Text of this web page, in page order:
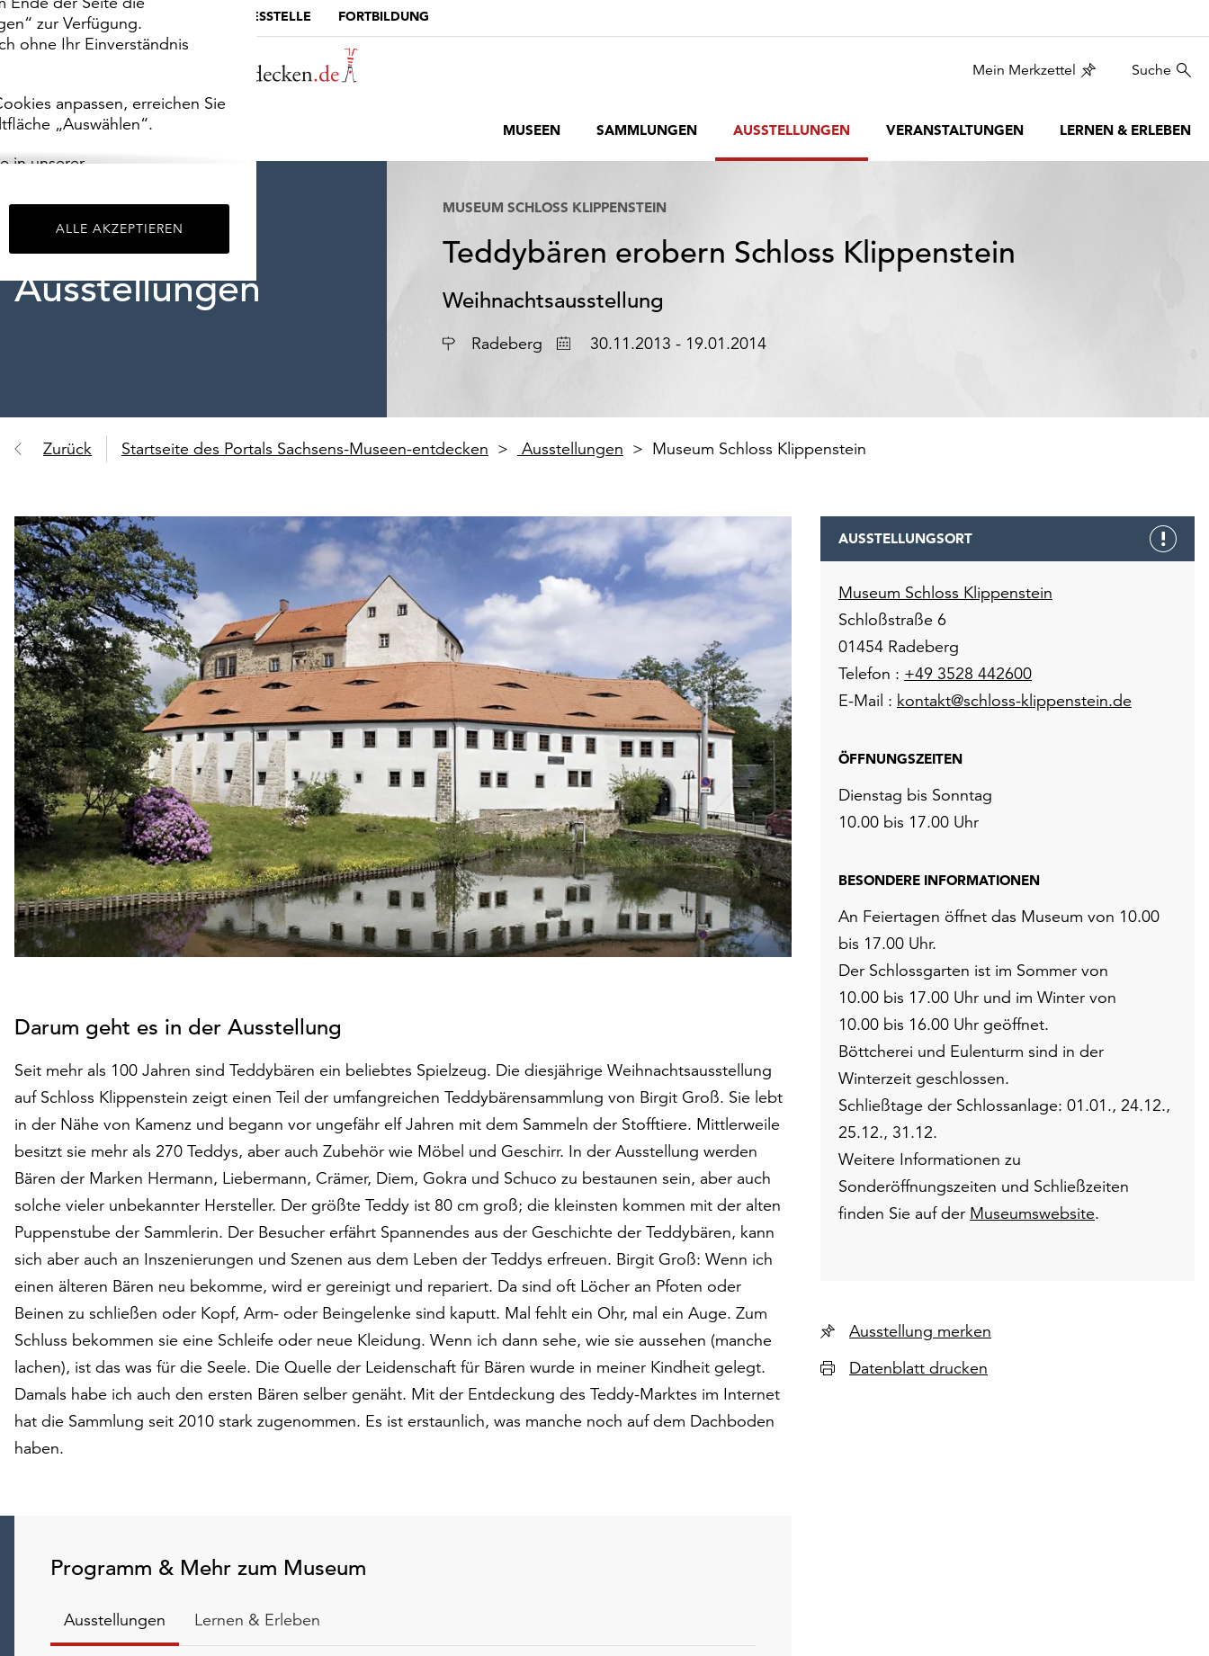
zur Verfügung.
ohne Ihr Einverständnis
anpassen, erreichen Sie
„Auswählen“.
in unserer
ALLE AKZEPTIEREN
MUSEUMSPORTAL DIE LANDESSTELLE FORTBILDUNG
Mein Merkzettel Suche
MUSEEN SAMMLUNGEN AUSSTELLUNGEN VERANSTALTUNGEN LERNEN & ERLEBEN
Ausstellungen
MUSEUM SCHLOSS KLIPPENSTEIN
Teddybären erobern Schloss Klippenstein
Weihnachtsausstellung
Ort Radeberg Datum30.11.2013 - 19.01.2014
Zurück Startseite des Portals Sachsens-Museen-entdecken Ausstellungen Museum Schloss Klippenstein
Darum geht es in der Ausstellung
Seit mehr als 100 Jahren sind Teddybären ein beliebtes Spielzeug. Die diesjährige Weihnachtsausstellung
auf Schloss Klippenstein zeigt einen Teil der umfangreichen Teddybärensammlung von Birgit Groß. Sie lebt
in der Nähe von Kamenz und begann vor ungefähr elf Jahren mit dem Sammeln der Stofftiere. Mittlerweile
besitzt sie mehr als 270 Teddys, aber auch Zubehör wie Möbel und Geschirr. In der Ausstellung werden
Bären der Marken Hermann, Liebermann, Crämer, Diem, Gokra und Schuco zu bestaunen sein, aber auch
solche vieler unbekannter Hersteller. Der größte Teddy ist 80 cm groß; die kleinsten kommen mit der alten
Puppenstube der Sammlerin. Der Besucher erfährt Spannendes aus der Geschichte der Teddybären, kann
sich aber auch an Inszenierungen und Szenen aus dem Leben der Teddys erfreuen. Birgit Groß: Wenn ich
einen älteren Bären neu bekomme, wird er gereinigt und repariert. Da sind oft Löcher an Pfoten oder
Beinen zu schließen oder Kopf, Arm- oder Beingelenke sind kaputt. Mal fehlt ein Ohr, mal ein Auge. Zum
Schluss bekommen sie eine Schleife oder neue Kleidung. Wenn ich dann sehe, wie sie aussehen (manche
lachen), ist das was für die Seele. Die Quelle der Leidenschaft für Bären wurde in meiner Kindheit gelegt.
Damals habe ich auch den ersten Bären selber genäht. Mit der Entdeckung des Teddy-Marktes im Internet
hat die Sammlung seit 2010 stark zugenommen. Es ist erstaunlich, was manche noch auf dem Dachboden
haben.
Programm & Mehr zum Museum
Ausstellungen Lernen & Erleben
AUSSTELLUNGSORT
Museum Schloss Klippenstein
Schloßstraße 6
01454 Radeberg
Telefon : +49 3528 442600
E-Mail : kontakt@schloss-klippenstein.de
ÖFFNUNGSZEITEN
Dienstag bis Sonntag
10.00 bis 17.00 Uhr
BESONDERE INFORMATIONEN
An Feiertagen öffnet das Museum von 10.00
bis 17.00 Uhr.
Der Schlossgarten ist im Sommer von
10.00 bis 17.00 Uhr und im Winter von
10.00 bis 16.00 Uhr geöffnet.
Böttcherei und Eulenturm sind in der
Winterzeit geschlossen.
Schließtage der Schlossanlage: 01.01., 24.12.,
25.12., 31.12.
Weitere Informationen zu
Sonderöffnungszeiten und Schließzeiten
finden Sie auf der Museumswebsite.
Ausstellung merken
Datenblatt drucken